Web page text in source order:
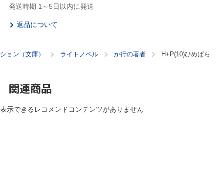
発送時期 1～5日以内に発送
返品について
ョン（文庫） ライトノベル か行の著者 H+P(10)ひめぱら
関連商品
表示できるレコメンドコンテンツがありません